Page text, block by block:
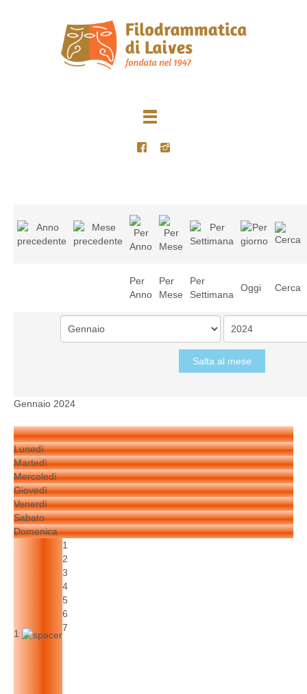
Per
Anno
Per
Mese
Per
Settimana
Oggi Cerca
Salta al mese
Gennaio 2024
Lunedì
Martedì
Mercoledì
Giovedì
Venerdì
Sabato
Domenica
1
1
2
3
4
5
6
7